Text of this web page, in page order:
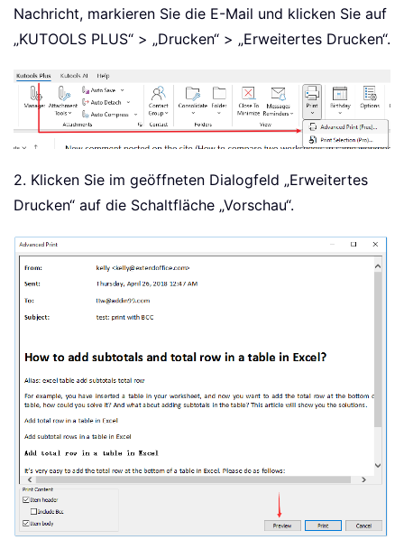
Nachricht, markieren Sie die E-Mail und klicken Sie auf
„KUTOOLS PLUS“ > „Drucken“ > „Erweitertes Drucken“.
2. Klicken Sie im geöffneten Dialogfeld „Erweitertes
Drucken“ auf die Schaltfläche „Vorschau“.